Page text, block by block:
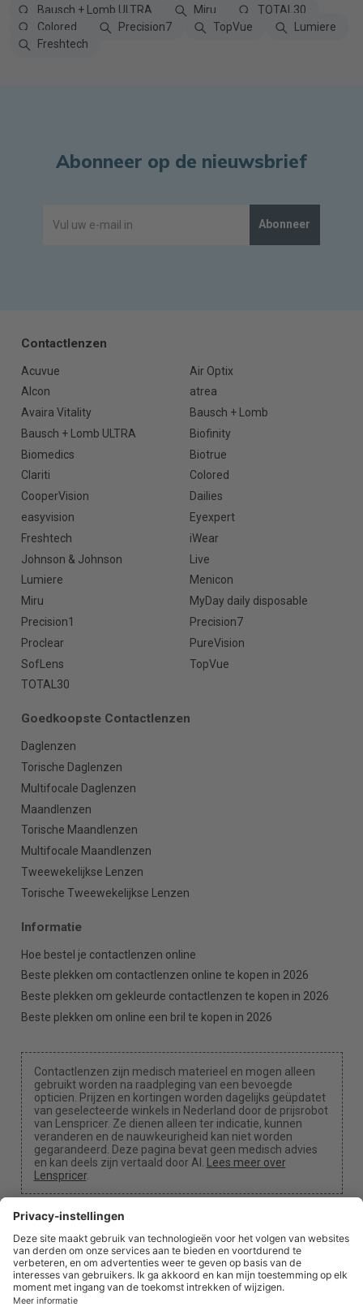
Bausch + Lomb ULTRA
Miru
TOTAL30
Colored
Precision7 TopVue
Lumiere
Freshtech
Abonneer op de nieuwsbrief
Abonneer
Contactlenzen
Acuvue
Air Optix
Alcon
atrea
Avaira Vitality
Bausch + Lomb
Bausch + Lomb ULTRA
Biofinity
Biomedics
Biotrue
Clariti
Colored
CooperVision
Dailies
easyvision
Eyexpert
Freshtech
iWear
Johnson & Johnson
Live
Lumiere
Menicon
Miru
MyDay daily disposable
Precision1
Precision7
Proclear
PureVision
SofLens
TopVue
TOTAL30
Goedkoopste Contactlenzen
Daglenzen
Torische Daglenzen
Multifocale Daglenzen
Maandlenzen
Torische Maandlenzen
Multifocale Maandlenzen
Tweewekelijkse Lenzen
Torische Tweewekelijkse Lenzen
Informatie
Hoe bestel je contactlenzen online
Beste plekken om contactlenzen online te kopen in 2026
Beste plekken om gekleurde contactlenzen te kopen in 2026
Beste plekken om online een bril te kopen in 2026
Contactlenzen zijn medisch materieel en mogen alleen
gebruikt worden na raadpleging van een bevoegde
opticien. Prijzen en kortingen worden dagelijks geüpdatet
van geselecteerde winkels in Nederland door de prijsrobot
van Lenspricer. Ze dienen alleen ter indicatie, kunnen
veranderen en de nauwkeurigheid kan niet worden
gegarandeerd. Deze pagina bevat geen medisch advies
en kan deels zijn vertaald door AI.
Lees meer over
Lenspricer.
Cookie-instellingen
We kunnen een commissie ontvangen als je een van